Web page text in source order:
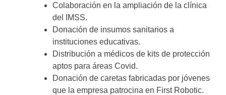
Colaboración en la ampliación de la clínica
del IMSS.
Donación de insumos sanitarios a
instituciones educativas.
Distribución a médicos de kits de protección
aptos para áreas Covid.
Donación de caretas fabricadas por jóvenes
que la empresa patrocina en First Robotic.